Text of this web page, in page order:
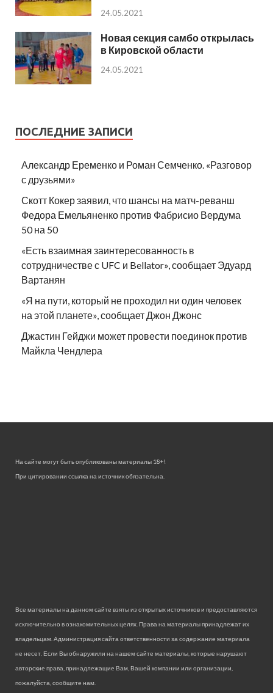
24.05.2021
Новая секция самбо открылась
в Кировской области
24.05.2021
ПОСЛЕДНИЕ ЗАПИСИ
Александр Еременко и Роман Семченко. «Разговор
с друзьями»
Скотт Кокер заявил, что шансы на матч-реванш
Федора Емельяненко против Фабрисио Вердума
50 на 50
«Есть взаимная заинтересованность в
сотрудничестве с UFC и Bellator», сообщает Эдуард
Вартанян
«Я на пути, который не проходил ни один человек
на этой планете», сообщает Джон Джонс
Джастин Гейджи может провести поединок против
Майкла Чендлера
На сайте могут быть опубликованы материалы 18+!
При цитировании ссылка на источник обязательна.
Все материалы на данном сайте взяты из открытых источников и предоставляются
исключительно в ознакомительных целях. Права на материалы принадлежат их
владельцам. Администрация сайта ответственности за содержание материала
не несет. Если Вы обнаружили на нашем сайте материалы, которые нарушают
авторские права, принадлежащие Вам, Вашей компании или организации,
пожалуйста, сообщите нам.